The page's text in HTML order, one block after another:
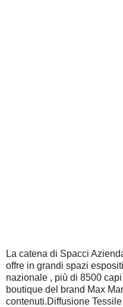
La catena di Spacci
offre in grandi spazi
nazionale , più di 8500
boutique del brand Max
contenuti.Diffusione